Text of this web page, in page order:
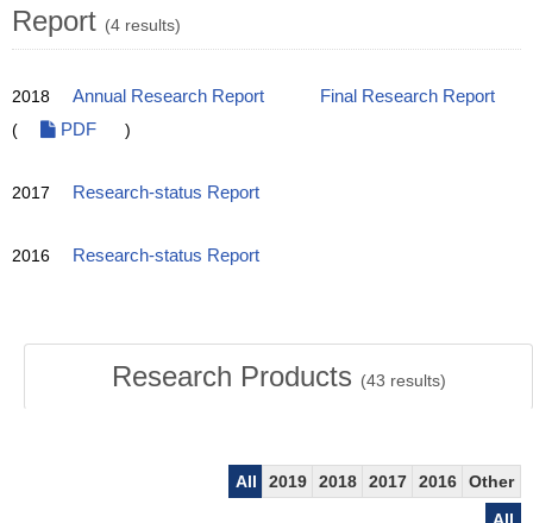
Report (4 results)
2018 Annual Research Report
Final Research Report
(
PDF )
2017 Research-status Report
2016 Research-status Report
Research Products (43 results)
All 2019 2018 2017 2016
Other